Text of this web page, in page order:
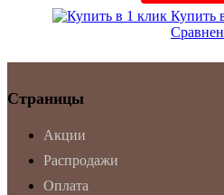
Купить
Страницы
Акции
Распродажи
Оплата